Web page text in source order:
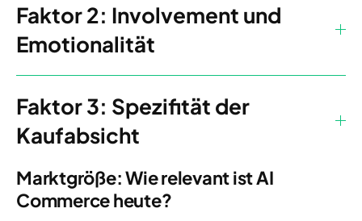
Faktor 2: Involvement und
Emotionalität
Faktor 3: Spezifität der
Kaufabsicht
Marktgröße: Wie relevant ist AI
Commerce heute?